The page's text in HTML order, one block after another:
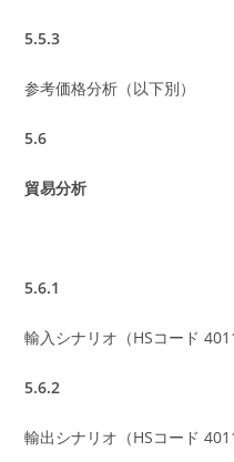
5.5.3
参考価格分析（以下別）
5.6
貿易分析
5.6.1
輸入シナリオ（HSコード
5.6.2
輸出シナリオ（HSコード